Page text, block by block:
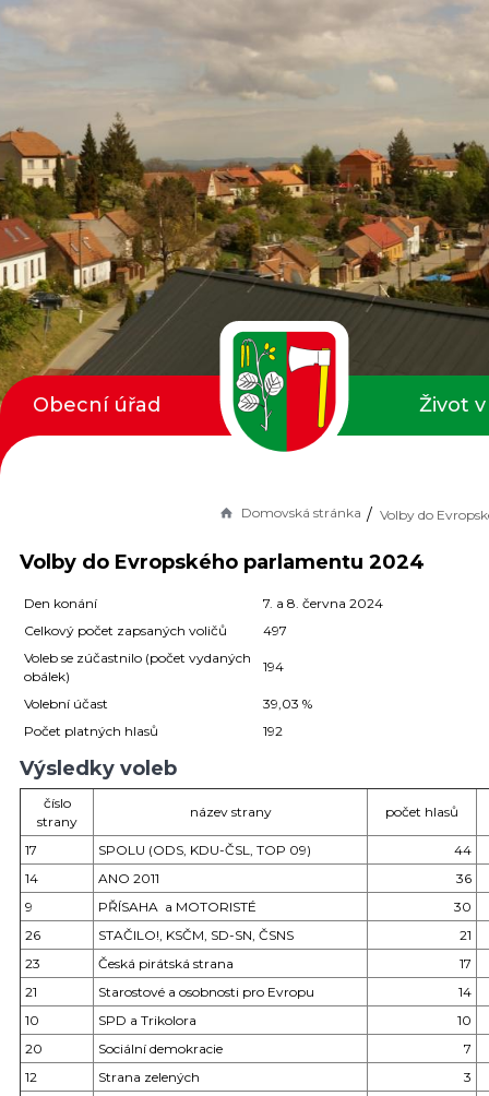
Domovská stránka
Volby do Evropského parlamentu 2024
Den konání
7. a 8. června 2024
Celkový počet zapsaných voličů
497
Voleb se zúčastnilo (počet vydaných
obálek)
194
Volební účast
39,03 %
Počet platných hlasů
192
Výsledky voleb
číslo
strany
název strany počet hlasů
17 SPOLU (ODS, KDU-ČSL, TOP 09)
44
14
ANO 2011
36
9
PŘÍSAHA a MOTORISTÉ
30
26
STAČILO!, KSČM, SD-SN, ČSNS
21
23
Česká pirátská strana
17
21
Starostové a osobnosti pro Evropu
14
10
SPD a Trikolora
10
20
Sociální demokracie
7
12
Strana zelených
3
Obecní úřad Život